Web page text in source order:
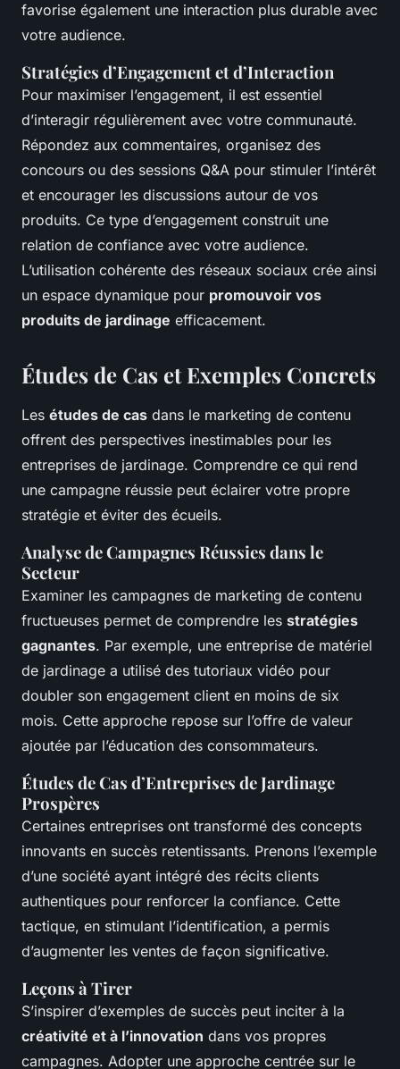
favorise également une interaction plus durable avec
votre audience.
Stratégies d’Engagement et d’Interaction
Pour maximiser l’engagement, il est essentiel
d’interagir régulièrement avec votre communauté.
Répondez aux commentaires, organisez des
concours ou des sessions Q&A pour stimuler l’intérêt
et encourager les discussions autour de vos
produits. Ce type d’engagement construit une
relation de confiance avec votre audience.
L’utilisation cohérente des réseaux sociaux crée ainsi
un espace dynamique pour promouvoir vos
produits de jardinage efficacement.
Études de Cas et Exemples Concrets
Les études de cas dans le marketing de contenu
offrent des perspectives inestimables pour les
entreprises de jardinage. Comprendre ce qui rend
une campagne réussie peut éclairer votre propre
stratégie et éviter des écueils.
Analyse de Campagnes Réussies dans le
Secteur
Examiner les campagnes de marketing de contenu
fructueuses permet de comprendre les stratégies
gagnantes. Par exemple, une entreprise de matériel
de jardinage a utilisé des tutoriaux vidéo pour
doubler son engagement client en moins de six
mois. Cette approche repose sur l’offre de valeur
ajoutée par l’éducation des consommateurs.
Études de Cas d’Entreprises de Jardinage
Prospères
Certaines entreprises ont transformé des concepts
innovants en succès retentissants. Prenons l’exemple
d’une société ayant intégré des récits clients
authentiques pour renforcer la confiance. Cette
tactique, en stimulant l’identification, a permis
d’augmenter les ventes de façon significative.
Leçons à Tirer
S’inspirer d’exemples de succès peut inciter à la
créativité et à l’innovation dans vos propres
campagnes. Adopter une approche centrée sur le